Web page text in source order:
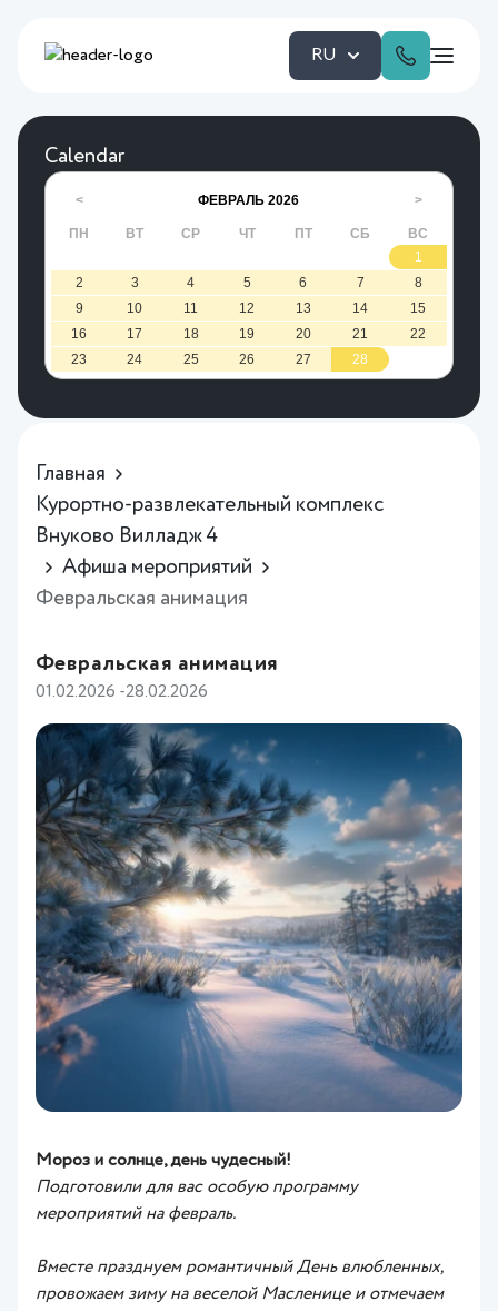
RU
Calendar
< ФЕВРАЛЬ 2026 >
ПН ВТ СР ЧТ ПТ СБ
ВС
1
2
3 4 5 6 7
8
9
10 11 12 13 14
15
16
17 18 19 20 21
22
23
24 25 26 27 28
Главная
Курортно-развлекательный комплекс
Внуково Вилладж 4
Афиша мероприятий
Февральская анимация
Февральская анимация
01.02.2026 -28.02.2026
Мороз и солнце, день чудесный!
Подготовили для вас особую программу
мероприятий на февраль.
Вместе празднуем романтичный День влюбленных,
провожаем зиму на веселой Масленице и отмечаем